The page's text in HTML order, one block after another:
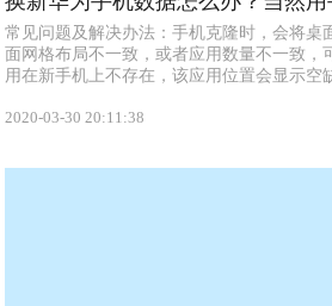
常见问题及解决办法：手机克隆时，会将
面网格布局不一致，或者应用数量不一致
用在新手机上不存在，该应用位置会显示
2020-03-30 20:11:38